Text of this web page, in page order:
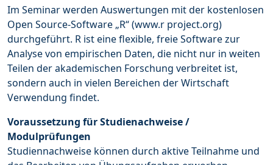
Im Seminar werden Auswertungen mit der kostenlosen
Open Source-Software „R“ (www.r project.org)
durchgeführt. R ist eine flexible, freie Software zur
Analyse von empirischen Daten, die nicht nur in weiten
Teilen der akademischen Forschung verbreitet ist,
sondern auch in vielen Bereichen der Wirtschaft
Verwendung findet.
Voraussetzung für Studienachweise /
Modulprüfungen
Studiennachweise können durch aktive Teilnahme und